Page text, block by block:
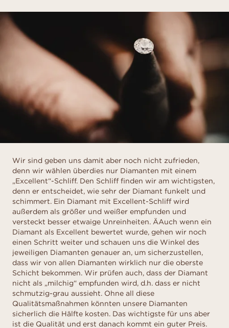
Wir sind geben uns damit aber noch nicht zufrieden,
denn wir wählen überdies nur Diamanten mit einem
„Excellent“-Schliff. Den Schliff finden wir am wichtigsten,
denn er entscheidet, wie sehr der Diamant funkelt und
schimmert. Ein Diamant mit Excellent-Schliff wird
außerdem als größer und weißer empfunden und
versteckt besser etwaige Unreinheiten. ÄAuch wenn ein
Diamant als Excellent bewertet wurde, gehen wir noch
einen Schritt weiter und schauen uns die Winkel des
jeweiligen Diamanten genauer an, um sicherzustellen,
dass wir von allen Diamanten wirklich nur die oberste
Schicht bekommen. Wir prüfen auch, dass der Diamant
nicht als „milchig“ empfunden wird, d.h. dass er nicht
schmutzig-grau aussieht. Ohne all diese
Qualitätsmaßnahmen könnten unsere Diamanten
sicherlich die Hälfte kosten. Das wichtigste für uns aber
ist die Qualität und erst danach kommt ein guter Preis.